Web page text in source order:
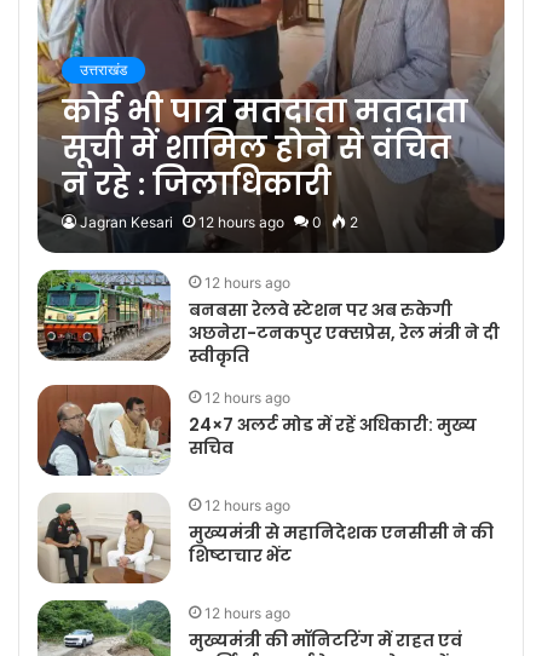
उत्तराखंड
कोई भी पात्र मतदाता मतदाता
सूची में शामिल होने से वंचित
न रहे : जिलाधिकारी
Jagran Kesari 12 hours ago 0 2
12 hours ago
बनबसा रेलवे स्टेशन पर अब रुकेगी
अछनेरा-टनकपुर एक्सप्रेस, रेल मंत्री ने दी
स्वीकृति
12 hours ago
24×7 अलर्ट मोड में रहें अधिकारी: मुख्य
सचिव
12 hours ago
मुख्यमंत्री से महानिदेशक एनसीसी ने की
शिष्टाचार भेंट
12 hours ago
मुख्यमंत्री की मॉनिटरिंग में राहत एवं